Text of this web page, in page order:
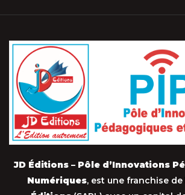
JD Éditions – Pôle d’Innovations
Numériques, est une franchise